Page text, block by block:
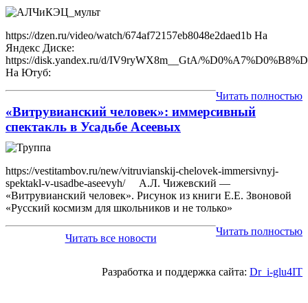
https://dzen.ru/video/watch/674af72157eb8048e2daed1b На
Яндекс Диске:
https://disk.yandex.ru/d/IV9ryWX8m__GtA/
На Ютуб:
Читать полностью
«Витрувианский человек»: иммерсивный
спектакль в Усадьбе Асеевых
https://vestitambov.ru/new/vitruvianskij-chelovek-immersivnyj-
spektakl-v-usadbe-aseevyh/ А.Л. Чижевский —
«Витрувианский человек». Рисунок из книги Е.Е. Звоновой
«Русский космизм для школьников и не только»
Читать полностью
Читать все новости
Разработка и поддержка сайта: Dr_i-glu4IT